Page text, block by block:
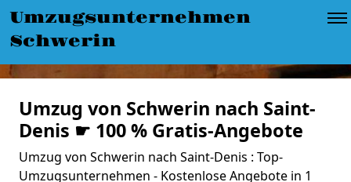
Umzugsunternehmen
Schwerin
Umzug von Schwerin nach Saint-
Denis ☛ 100 % Gratis-Angebote
Umzug von Schwerin nach Saint-Denis : Top-
Umzugsunternehmen - Kostenlose Angebote in 1